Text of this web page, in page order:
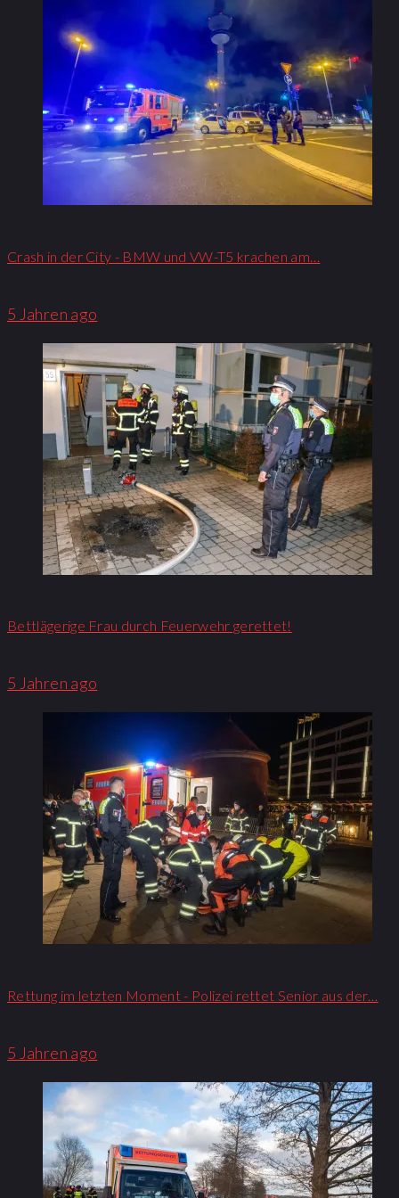
Crash in der City - BMW und VW-T5 krachen am…
5 Jahren ago
Bettlägerige Frau durch Feuerwehr gerettet!
5 Jahren ago
Rettung im letzten Moment - Polizei rettet Senior aus der…
5 Jahren ago